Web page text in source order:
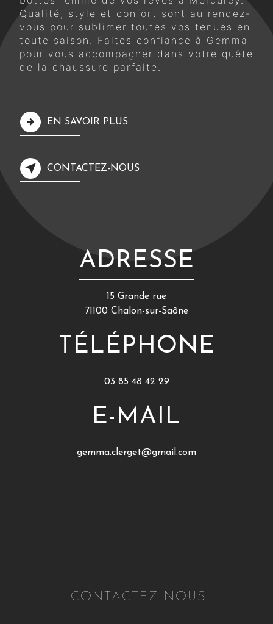
Qualité, style et confort sont au rendez-
vous pour sublimer toutes vos tenues en
toute saison. Faites confiance à Gemma
pour vous accompagner dans votre quête
de la chaussure parfaite.
EN SAVOIR PLUS
CONTACTEZ-NOUS
ADRESSE
15 Grande rue
71100 Chalon-sur-Saône
TÉLÉPHONE
03 85 48 42 29
E-MAIL
gemma.clerget@gmail.com
CONTACTEZ-NOUS